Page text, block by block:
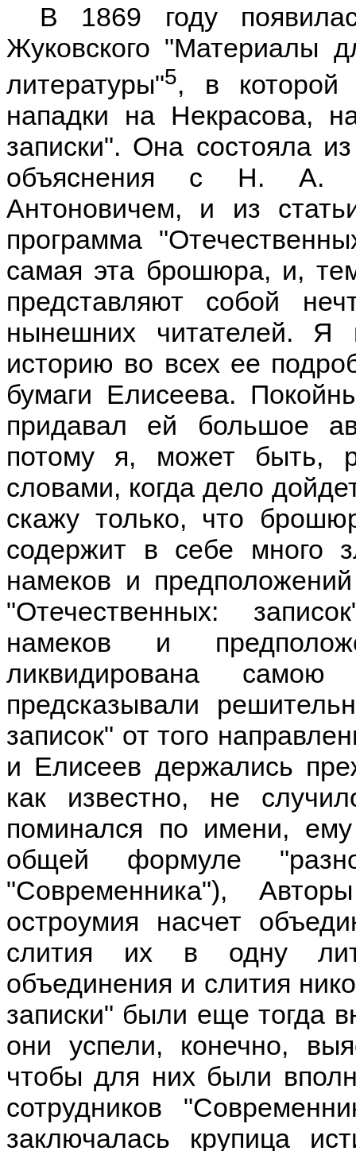
В 1869 году
Жуковского "Материалы
литературы"5, в которой
нападки на Некрасова,
записки". Она состояла
объяснения с Н. А.
Антоновичем, и из
программа
самая эта брошюра, и,
представляют собой
нынешних читателей. Я
историю во всех ее
бумаги Елисеева.
придавал ей большое
потому я, может быть,
словами, когда дело
скажу только, что
содержит в себе много
намеков и
"Отечественных:
намеков и
ликвидирована
предсказывали
записок" от того
и Елисеев держались
как известно, не
поминался по имени, ему
общей формуле
"Современника"),
остроумия насчет
слития их в одну
объединения и слития
записки" были еще тогда
они успели, конечно,
чтобы для них были
сотрудников
заключалась крупица